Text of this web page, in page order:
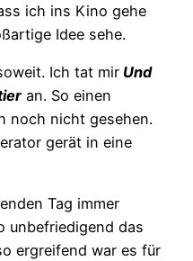
ich ins Kino gehe
Idee sehe.
Ich tat mir Und
an. So einen
noch nicht gesehen.
gerät in eine
Tag immer
unbefriedigend das
ergreifend war es für